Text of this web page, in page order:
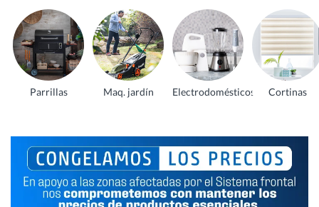
Parrillas Maq. jardín Electrodomésticos Cortinas